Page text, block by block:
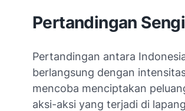
Pertandingan
Pertandingan antara
berlangsung dengan
mencoba menciptakan
aksi-aksi yang terjadi di